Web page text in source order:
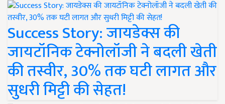
Success Story: जायडेक्स की
जायटॉनिक टेक्नोलॉजी ने बदली खेती
की तस्वीर, 30% तक घटी लागत और
सुधरी मिट्टी की सेहत!